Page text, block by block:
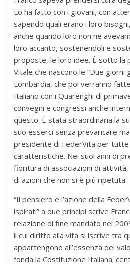
Lo ha fatto con i giovani, con
sapendo quali erano i loro
anche quando loro non ne
loro accanto, sostenendoli e
proposte, le loro idee. È sotto la
Vitale che nascono le “Due giorni
Lombardia, che poi verranno
Italiano con i Quarenghi di
convegni e congressi anche
questo. È stata straordinaria la
suo esserci senza prevaricare
presidente di FederVita per
caratteristiche. Nei suoi anni di
fioritura di associazioni di
di azioni che non si è più ripetuta.
“Il pensiero e l’azione della
ispirati” a due principi scrive
relazione di fine mandato nel
il cui diritto alla vita si iscrive tra
appartengono all’essenza dei
fonda la Costituzione Italiana;